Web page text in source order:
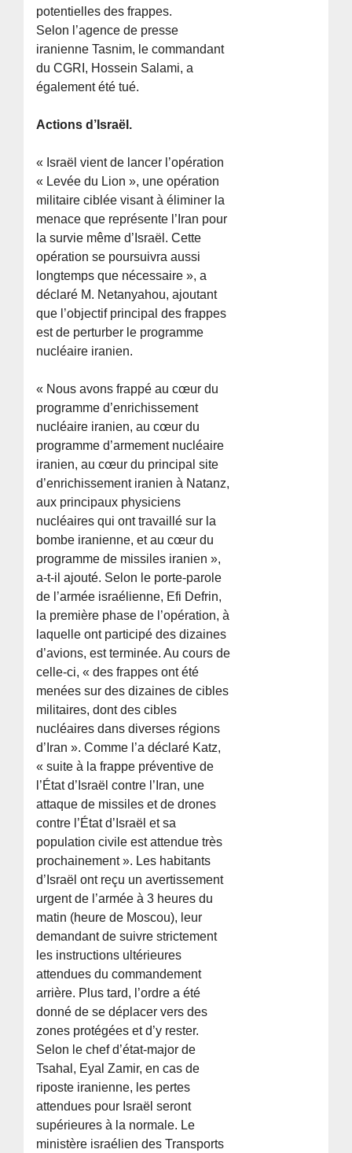
potentielles des frappes.
Selon l’agence de presse
iranienne Tasnim, le commandant
du CGRI, Hossein Salami, a
également été tué.
Actions d’Israël.
« Israël vient de lancer l’opération
« Levée du Lion », une opération
militaire ciblée visant à éliminer la
menace que représente l’Iran pour
la survie même d’Israël. Cette
opération se poursuivra aussi
longtemps que nécessaire », a
déclaré M. Netanyahou, ajoutant
que l’objectif principal des frappes
est de perturber le programme
nucléaire iranien.
« Nous avons frappé au cœur du
programme d’enrichissement
nucléaire iranien, au cœur du
programme d’armement nucléaire
iranien, au cœur du principal site
d’enrichissement iranien à Natanz,
aux principaux physiciens
nucléaires qui ont travaillé sur la
bombe iranienne, et au cœur du
programme de missiles iranien »,
a-t-il ajouté. Selon le porte-parole
de l’armée israélienne, Efi Defrin,
la première phase de l’opération, à
laquelle ont participé des dizaines
d’avions, est terminée. Au cours de
celle-ci, « des frappes ont été
menées sur des dizaines de cibles
militaires, dont des cibles
nucléaires dans diverses régions
d’Iran ». Comme l’a déclaré Katz,
« suite à la frappe préventive de
l’État d’Israël contre l’Iran, une
attaque de missiles et de drones
contre l’État d’Israël et sa
population civile est attendue très
prochainement ». Les habitants
d’Israël ont reçu un avertissement
urgent de l’armée à 3 heures du
matin (heure de Moscou), leur
demandant de suivre strictement
les instructions ultérieures
attendues du commandement
arrière. Plus tard, l’ordre a été
donné de se déplacer vers des
zones protégées et d’y rester.
Selon le chef d’état-major de
Tsahal, Eyal Zamir, en cas de
riposte iranienne, les pertes
attendues pour Israël seront
supérieures à la normale. Le
ministère israélien des Transports